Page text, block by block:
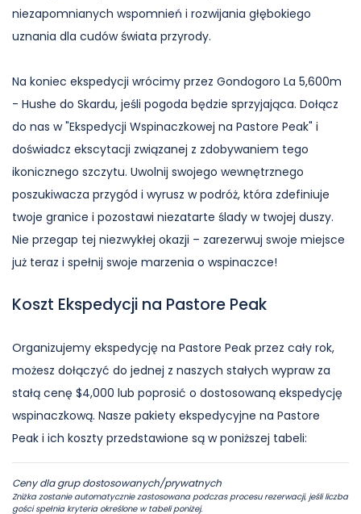
niezapomnianych wspomnień i rozwijania głębokiego
uznania dla cudów świata przyrody.
Na koniec ekspedycji wrócimy przez Gondogoro La 5,600m
- Hushe do Skardu, jeśli pogoda będzie sprzyjająca. Dołącz
do nas w "Ekspedycji Wspinaczkowej na Pastore Peak" i
doświadcz ekscytacji związanej z zdobywaniem tego
ikonicznego szczytu. Uwolnij swojego wewnętrznego
poszukiwacza przygód i wyrusz w podróż, która zdefiniuje
twoje granice i pozostawi niezatarte ślady w twojej duszy.
Nie przegap tej niezwykłej okazji – zarezerwuj swoje miejsce
już teraz i spełnij swoje marzenia o wspinaczce!
Koszt Ekspedycji na Pastore Peak
Organizujemy ekspedycję na Pastore Peak przez cały rok,
możesz dołączyć do jednej z naszych stałych wypraw za
stałą cenę $4,000 lub poprosić o dostosowaną ekspedycję
wspinaczkową. Nasze pakiety ekspedycyjne na Pastore
Peak i ich koszty przedstawione są w poniższej tabeli:
Ceny dla grup dostosowanych/prywatnych
Zniżka zostanie automatycznie zastosowana podczas procesu rezerwacji, jeśli liczba
gości spełnia kryteria określone w tabeli poniżej.